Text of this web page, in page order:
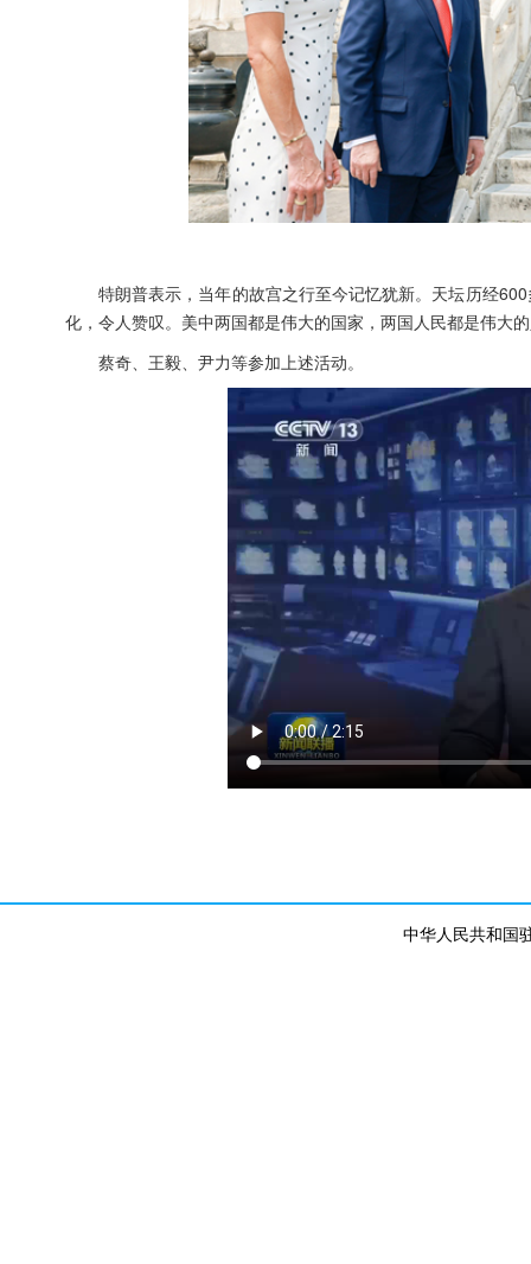
特朗普表示，当年的故宫之行至今记忆犹新。天坛历经
化，令人赞叹。美中两国都是伟大的国家，两国人民都是伟大
蔡奇、王毅、尹力等参加上述活动。
中华人民共和国